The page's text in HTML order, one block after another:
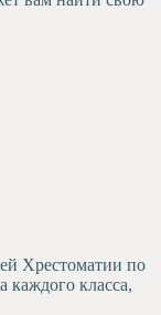
Хрестоматии по
каждого класса,